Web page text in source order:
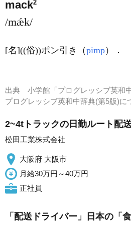
mack2
/mǽk/
[名]((俗))ポン引き（pimp） ．
出典 小学館「プログレッシブ英和
プログレッシブ英和中辞典(第5版)
2~4tトラックの日勤ルート配
松田工業株式会社
大阪府 大阪市
月給30万円～40万円
正社員
「配送ドライバー」日本の「